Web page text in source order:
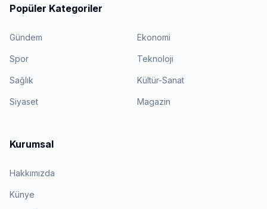
Popüler Kategoriler
Gündem Ekonomi
Spor Teknoloji
Sağlık Kültür-Sanat
Siyaset Magazin
Kurumsal
Hakkımızda
Künye